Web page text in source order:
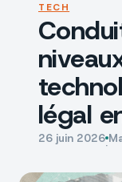
Moto
Assurance
Écologie
TECH
légal
26 juin 2026·